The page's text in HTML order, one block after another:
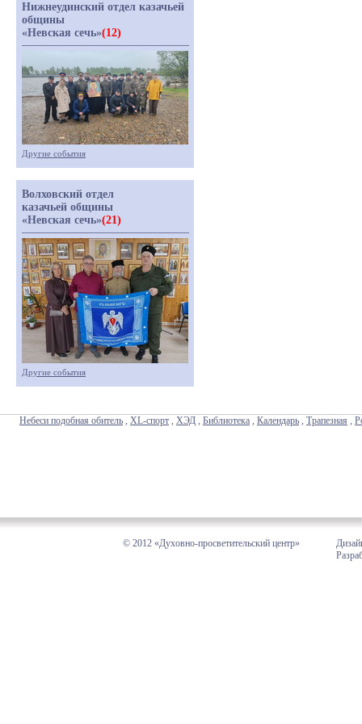
Нижнеудинский отдел казачьей
общины
«Невская сечь»(12)
Другие события
Волховский отдел
казачьей общины
«Невская сечь»(21)
Другие события
Небеси подобная обитель , XL-спорт , ХЭД , Библиотека , Календарь , Трапезная ,
© 2012 «Духовно-просветительский центр»